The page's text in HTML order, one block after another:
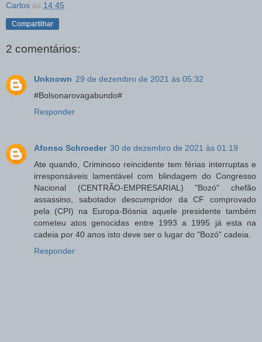
Carlos às 14:45
Compartilhar
2 comentários:
Unknown 29 de dezembro de 2021 às 05:32
#Bolsonarovagabundo#
Responder
Afonso Schroeder 30 de dezembro de 2021 às 01:19
Ate quando, Criminoso reincidente tem férias interruptas e
irresponsáveis lamentável com blindagem do Congresso
Nacional (CENTRÃO-EMPRESARIAL) "Bozó" chefão
assassino, sabotador descumpridor da CF comprovado
pela (CPI) na Europa-Bósnia aquele presidente também
cometeu atos genocidas entre 1993 a 1995 já esta na
cadeia por 40 anos isto deve ser o lugar do "Bozó" cadeia.
Responder